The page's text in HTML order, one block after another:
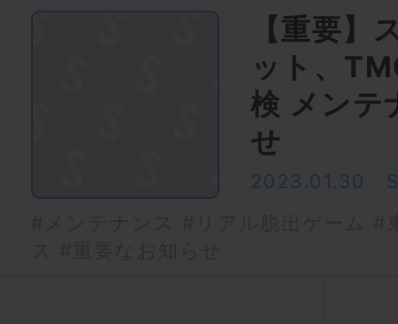
【重要】
ット、
検 メンテ
せ
2023.01.30